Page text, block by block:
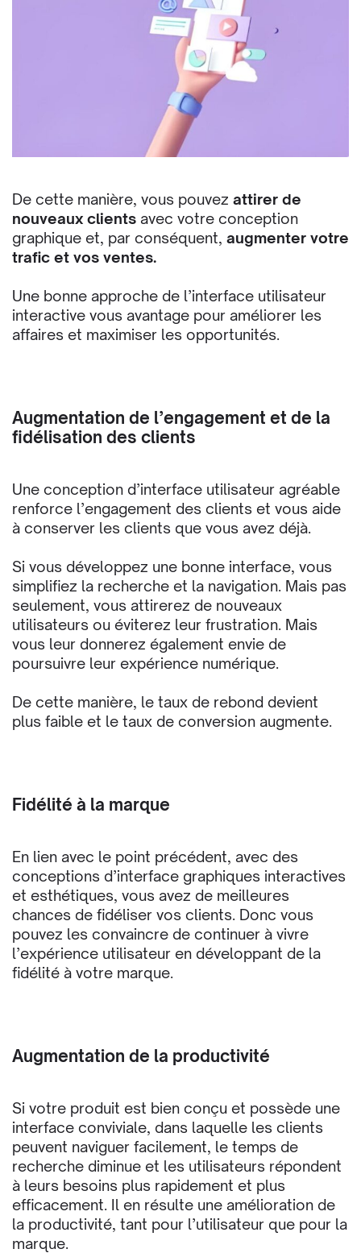
De cette manière, vous pouvez attirer de
nouveaux clients avec votre conception
graphique et, par conséquent, augmenter votre
trafic et vos ventes.
Une bonne approche de l’interface utilisateur
interactive vous avantage pour améliorer les
affaires et maximiser les opportunités.
Augmentation de l’engagement et de la
fidélisation des clients
Une conception d’interface utilisateur agréable
renforce l’engagement des clients et vous aide
à conserver les clients que vous avez déjà.
Si vous développez une bonne interface, vous
simplifiez la recherche et la navigation. Mais pas
seulement, vous attirerez de nouveaux
utilisateurs ou éviterez leur frustration. Mais
vous leur donnerez également envie de
poursuivre leur expérience numérique.
De cette manière, le taux de rebond devient
plus faible et le taux de conversion augmente.
Fidélité à la marque
En lien avec le point précédent, avec des
conceptions d’interface graphiques interactives
et esthétiques, vous avez de meilleures
chances de fidéliser vos clients. Donc vous
pouvez les convaincre de continuer à vivre
l’expérience utilisateur en développant de la
fidélité à votre marque.
Augmentation de la productivité
Si votre produit est bien conçu et possède une
interface conviviale, dans laquelle les clients
peuvent naviguer facilement, le temps de
recherche diminue et les utilisateurs répondent
à leurs besoins plus rapidement et plus
efficacement. Il en résulte une amélioration de
la productivité, tant pour l’utilisateur que pour la
marque.